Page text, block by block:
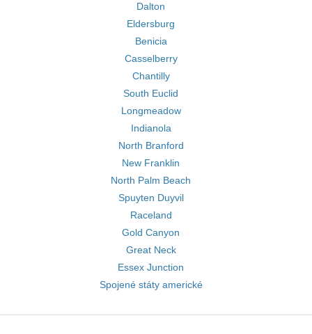
Dalton
Eldersburg
Benicia
Casselberry
Chantilly
South Euclid
Longmeadow
Indianola
North Branford
New Franklin
North Palm Beach
Spuyten Duyvil
Raceland
Gold Canyon
Great Neck
Essex Junction
Spojené státy americké